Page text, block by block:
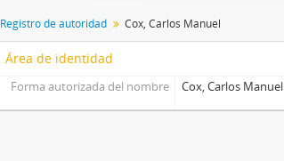
Registro de autoridad Cox, Carlos Manuel
Área de identidad
Forma autorizada del nombre Cox, Carlos Manuel